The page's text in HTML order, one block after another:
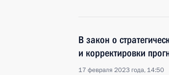
В закон о
и корректировки
17 февраля 2023 года, 14:50